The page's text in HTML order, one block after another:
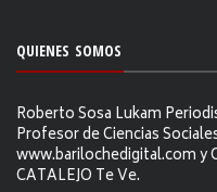
QUIENES SOMOS
Roberto Sosa Lukam
Profesor de Ciencias
www.barilochedigital.com y
CATALEJO Te Ve.